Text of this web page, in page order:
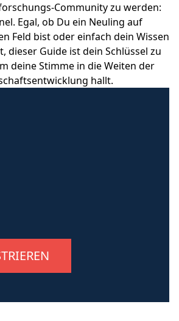
Community zu werden:
Egal, ob Du ein Neuling auf
Feld bist oder einfach dein Wissen
dieser Guide ist dein Schlüssel zu
deine Stimme in die Weiten der
hallt.